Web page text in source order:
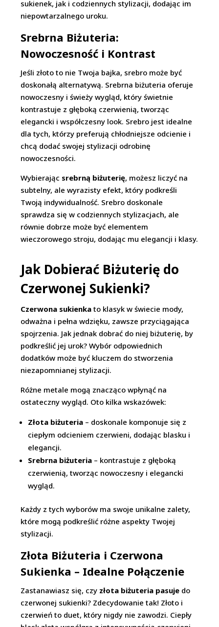
sukienek, jak i codziennych stylizacji, dodając im
niepowtarzalnego uroku.
Srebrna Biżuteria:
Nowoczesność i Kontrast
Jeśli złoto to nie Twoja bajka, srebro może być
doskonałą alternatywą. Srebrna biżuteria oferuje
nowoczesny i świeży wygląd, który świetnie
kontrastuje z głęboką czerwienią, tworząc
elegancki i współczesny look. Srebro jest idealne
dla tych, którzy preferują chłodniejsze odcienie i
chcą dodać swojej stylizacji odrobinę
nowoczesności.
Wybierając srebrną biżuterię, możesz liczyć na
subtelny, ale wyrazisty efekt, który podkreśli
Twoją indywidualność. Srebro doskonale
sprawdza się w codziennych stylizacjach, ale
równie dobrze może być elementem
wieczorowego stroju, dodając mu elegancji i klasy.
Jak Dobierać Biżuterię do
Czerwonej Sukienki?
Czerwona sukienka to klasyk w świecie mody,
odważna i pełna wdzięku, zawsze przyciągająca
spojrzenia. Jak jednak dobrać do niej biżuterię, by
podkreślić jej urok? Wybór odpowiednich
dodatków może być kluczem do stworzenia
niezapomnianej stylizacji.
Różne metale mogą znacząco wpłynąć na
ostateczny wygląd. Oto kilka wskazówek:
Złota biżuteria – doskonale komponuje się z
ciepłym odcieniem czerwieni, dodając blasku i
elegancji.
Srebrna biżuteria – kontrastuje z głęboką
czerwienią, tworząc nowoczesny i elegancki
wygląd.
Każdy z tych wyborów ma swoje unikalne zalety,
które mogą podkreślić różne aspekty Twojej
stylizacji.
Złota Biżuteria i Czerwona
Sukienka – Idealne Połączenie
Zastanawiasz się, czy złota biżuteria pasuje do
czerwonej sukienki? Zdecydowanie tak! Złoto i
czerwień to duet, który nigdy nie zawodzi. Ciepły